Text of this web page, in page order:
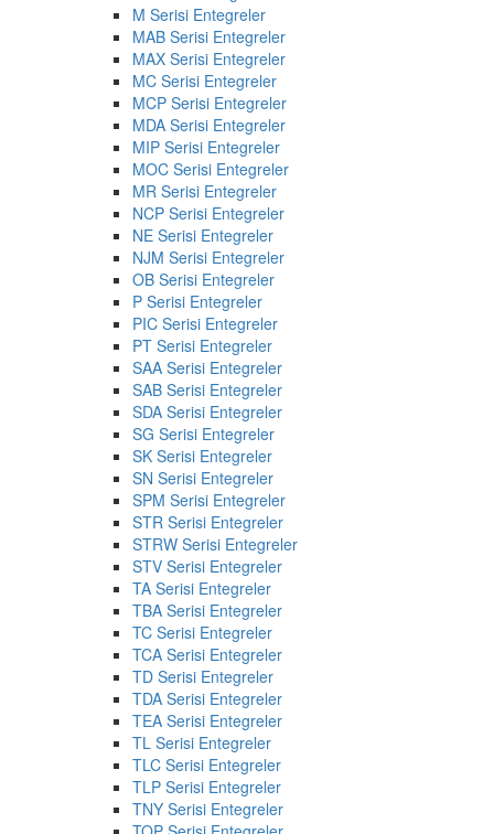
M Serisi Entegreler
MAB Serisi Entegreler
MAX Serisi Entegreler
MC Serisi Entegreler
MCP Serisi Entegreler
MDA Serisi Entegreler
MIP Serisi Entegreler
MOC Serisi Entegreler
MR Serisi Entegreler
NCP Serisi Entegreler
NE Serisi Entegreler
NJM Serisi Entegreler
OB Serisi Entegreler
P Serisi Entegreler
PIC Serisi Entegreler
PT Serisi Entegreler
SAA Serisi Entegreler
SAB Serisi Entegreler
SDA Serisi Entegreler
SG Serisi Entegreler
SK Serisi Entegreler
SN Serisi Entegreler
SPM Serisi Entegreler
STR Serisi Entegreler
STRW Serisi Entegreler
STV Serisi Entegreler
TA Serisi Entegreler
TBA Serisi Entegreler
TC Serisi Entegreler
TCA Serisi Entegreler
TD Serisi Entegreler
TDA Serisi Entegreler
TEA Serisi Entegreler
TL Serisi Entegreler
TLC Serisi Entegreler
TLP Serisi Entegreler
TNY Serisi Entegreler